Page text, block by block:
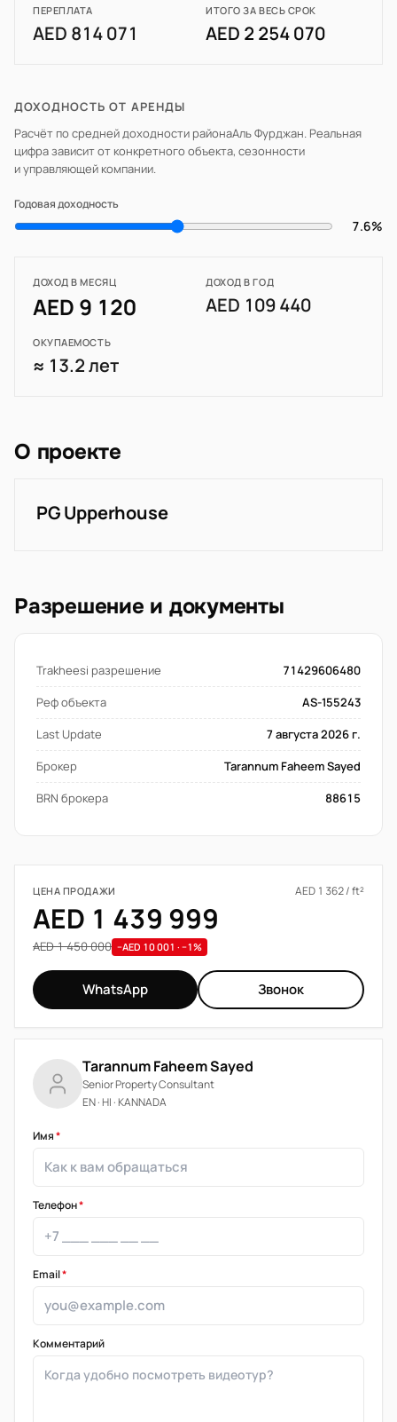
ПЕРЕПЛАТА
AED 814 071
ИТОГО ЗА ВЕСЬ СРОК
AED 2 254 070
ДОХОДНОСТЬ ОТ АРЕНДЫ
Расчёт по средней доходности районаАль Фурджан. Реальная
цифра зависит от конкретного объекта, сезонности
и управляющей компании.
Годовая доходность
7.6%
ДОХОД В МЕСЯЦ
AED 9 120
ДОХОД В ГОД
AED 109 440
ОКУПАЕМОСТЬ
≈ 13.2 лет
О проекте
PG Upperhouse
Разрешение и документы
Trakheesi разрешение
71429606480
Реф объекта
AS-155243
Last Update
7 августа 2026 г.
Брокер
Tarannum Faheem Sayed
BRN брокера
88615
ЦЕНА ПРОДАЖИ AED 1 362 / ft²
AED 1 439 999
AED 1 450 000 −AED 10 001 · −1%
WhatsApp Звонок
Tarannum Faheem Sayed
Senior Property Consultant
EN · HI · KANNADA
Имя*
Телефон*
Email*
Комментарий